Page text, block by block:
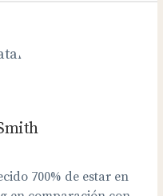
700% de estar en